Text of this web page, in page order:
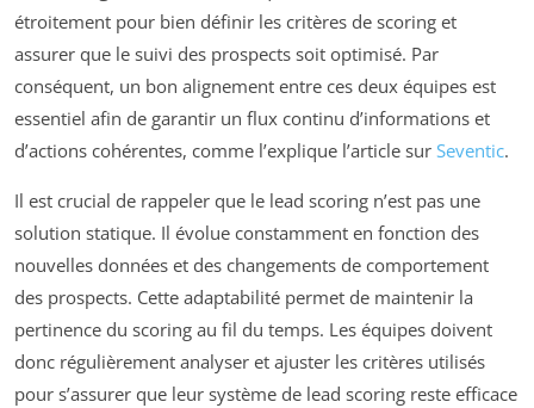
étroitement pour bien définir les critères de scoring et
assurer que le suivi des prospects soit optimisé. Par
conséquent, un bon alignement entre ces deux équipes est
essentiel afin de garantir un flux continu d’informations et
d’actions cohérentes, comme l’explique l’article sur Seventic.
Il est crucial de rappeler que le lead scoring n’est pas une
solution statique. Il évolue constamment en fonction des
nouvelles données et des changements de comportement
des prospects. Cette adaptabilité permet de maintenir la
pertinence du scoring au fil du temps. Les équipes doivent
donc régulièrement analyser et ajuster les critères utilisés
pour s’assurer que leur système de lead scoring reste efficace